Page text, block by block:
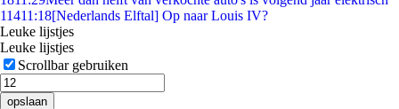
11411:18[Nederlands Elftal] Op naar Louis IV?
Leuke lijstjes
Leuke lijstjes
Scrollbar gebruiken
opslaan